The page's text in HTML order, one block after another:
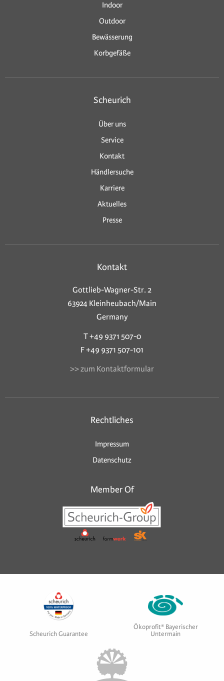
Indoor
Outdoor
Bewässerung
Korbgefäße
Scheurich
Über uns
Service
Kontakt
Händlersuche
Karriere
Aktuelles
Presse
Kontakt
Gottlieb-Wagner-Str. 2
63924 Kleinheubach/Main
Germany
T +49 9371 507-0
F +49 9371 507-101
>> zum Kontaktformular
Rechtliches
Impressum
Datenschutz
Member Of
Scheurich Guarantee
Ökoprofit® Bayerischer
Untermain